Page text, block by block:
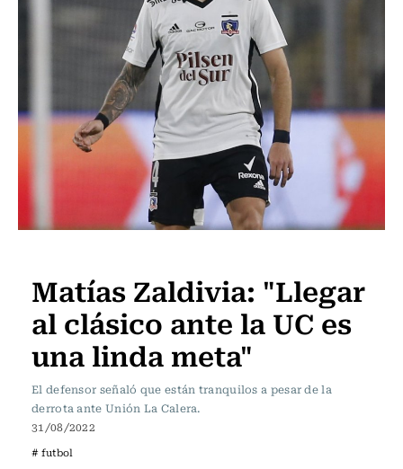
Matías Zaldivia: "Llegar
al clásico ante la UC es
una linda meta"
El defensor señaló que están tranquilos a pesar de la
derrota ante Unión La Calera.
31/08/2022
# futbol